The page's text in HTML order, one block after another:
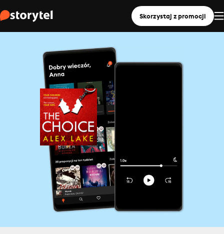
Skorzystaj z promocji